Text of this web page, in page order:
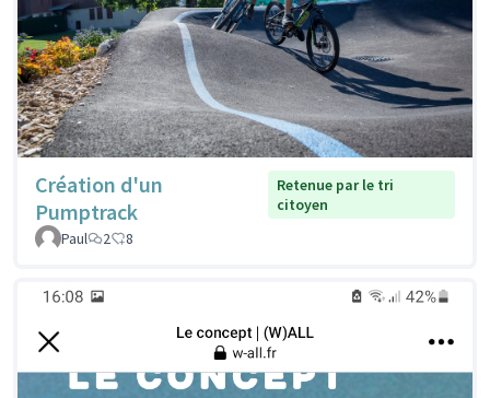
Création d'un
Pumptrack
Retenue par le tri
citoyen
Paul
2 8